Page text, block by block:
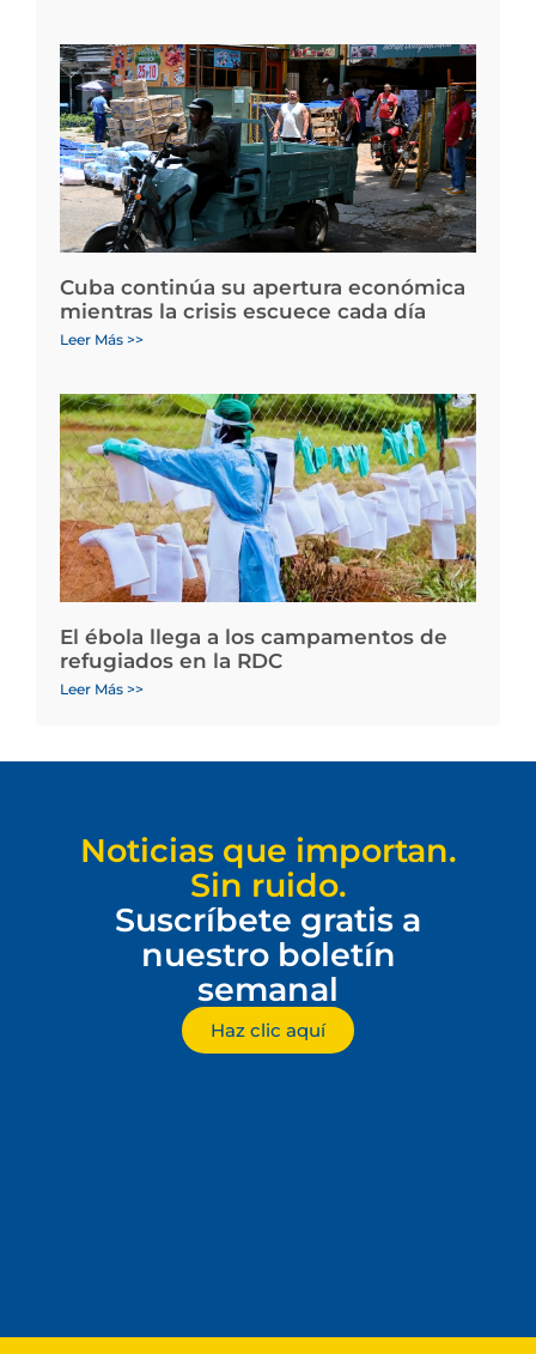
Cuba continúa su apertura económica
mientras la crisis escuece cada día
Leer Más >>
El ébola llega a los campamentos de
refugiados en la RDC
Leer Más >>
Noticias que importan.
Sin ruido.
Suscríbete gratis a
nuestro boletín
semanal
Haz clic aquí